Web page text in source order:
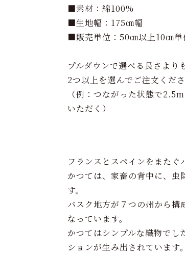
■素材：綿100%
■生地幅：175㎝幅
■販売単位：50㎝以上10㎝単
プルダウンで選べる長さより
2つ以上を選んでご注文くださ
（例：つながった状態で
いただく）
フランスとスペインをまたぐ
かつては、家畜の背中に、
す。
バスク地方が７つの州から構
なっています。
かつてはシンプルな織物でし
ションが生み出されています。